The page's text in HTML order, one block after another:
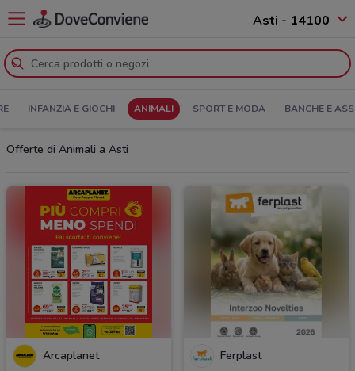
Asti - 14100
INFANZIA E GIOCHI ANIMALI SPORT E MODA BANCHE E
Offerte di Animali a Asti
Arcaplanet Ferplast